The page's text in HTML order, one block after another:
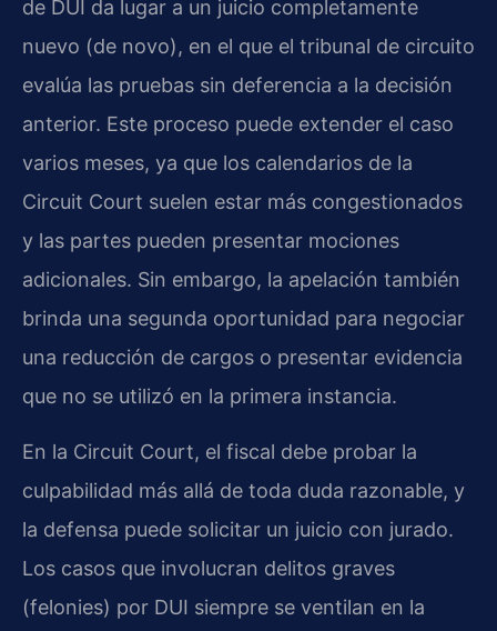
de DUI da lugar a un juicio completamente
nuevo (de novo), en el que el tribunal de circuito
evalúa las pruebas sin deferencia a la decisión
anterior. Este proceso puede extender el caso
varios meses, ya que los calendarios de la
Circuit Court suelen estar más congestionados
y las partes pueden presentar mociones
adicionales. Sin embargo, la apelación también
brinda una segunda oportunidad para negociar
una reducción de cargos o presentar evidencia
que no se utilizó en la primera instancia.
En la Circuit Court, el fiscal debe probar la
culpabilidad más allá de toda duda razonable, y
la defensa puede solicitar un juicio con jurado.
Los casos que involucran delitos graves
(felonies) por DUI siempre se ventilan en la